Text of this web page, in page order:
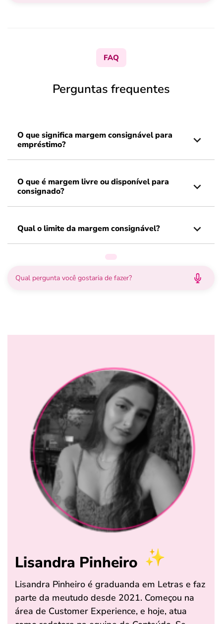
FAQ
Perguntas frequentes
O que significa margem consignável para
empréstimo?
O que é margem livre ou disponível para
consignado?
Qual o limite da margem consignável?
Lisandra Pinheiro
Lisandra Pinheiro é graduanda em Letras e faz
parte da meutudo desde 2021. Começou na
área de Customer Experience, e hoje, atua